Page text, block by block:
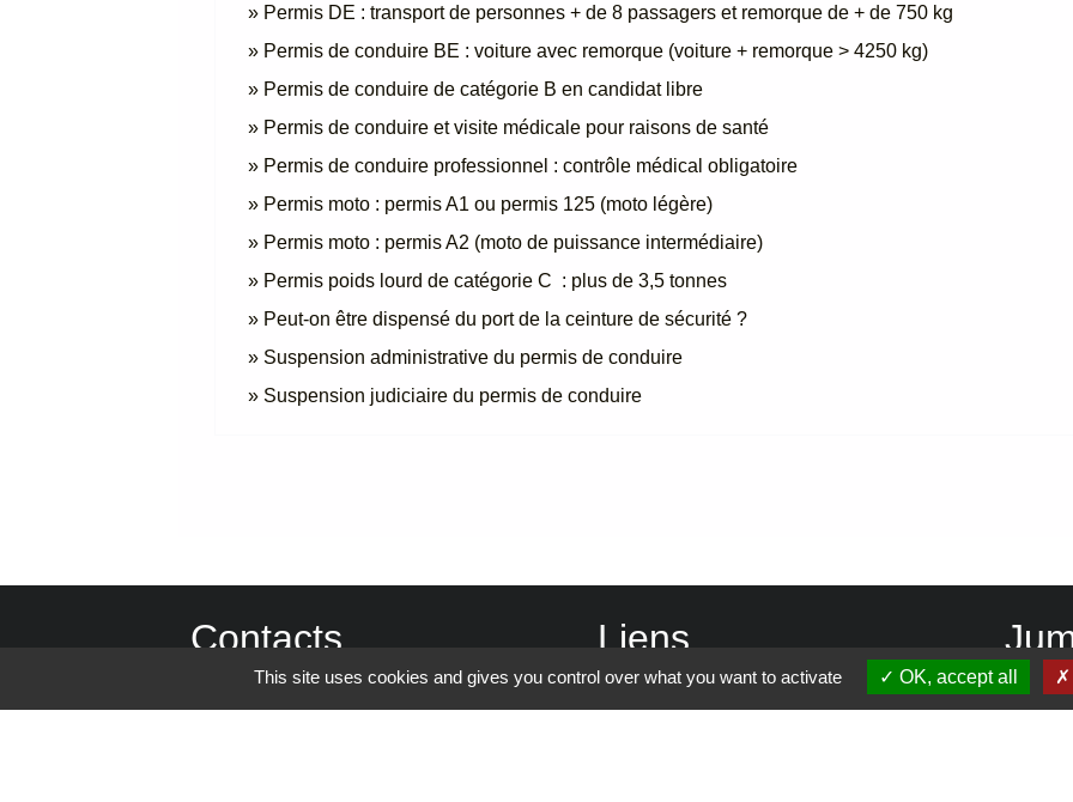
Permis DE : transport de personnes + de 8 passagers et remorque de + de 750 kg
Permis de conduire BE : voiture avec remorque (voiture + remorque > 4250 kg)
Permis de conduire de catégorie B en candidat libre
Permis de conduire et visite médicale pour raisons de santé
Permis de conduire professionnel : contrôle médical obligatoire
Permis moto : permis A1 ou permis 125 (moto légère)
Permis moto : permis A2 (moto de puissance intermédiaire)
Permis poids lourd de catégorie C : plus de 3,5 tonnes
Peut-on être dispensé du port de la ceinture de sécurité ?
Suspension administrative du permis de conduire
Suspension judiciaire du permis de conduire
Contacts Liens
This site uses cookies and gives you control over what you want to activate OK, accept all